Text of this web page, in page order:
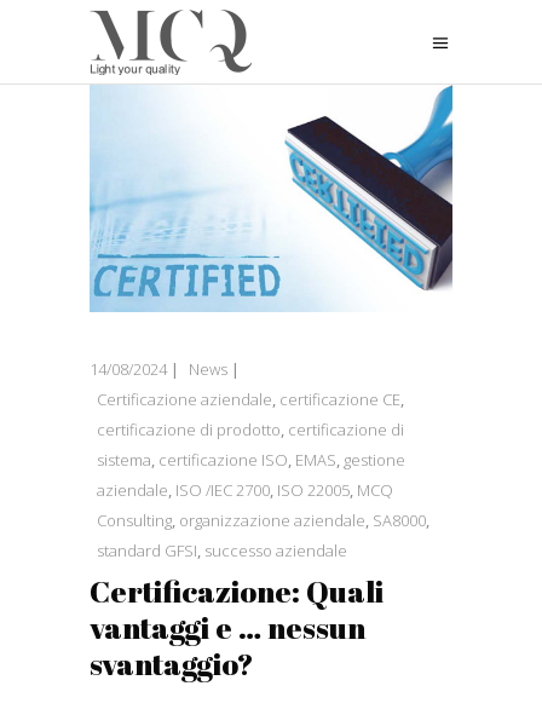
14/08/2024
News
Certificazione aziendale, certificazione CE,
certificazione di prodotto, certificazione di
sistema, certificazione ISO, EMAS, gestione
aziendale, ISO /IEC 2700, ISO 22005, MCQ
Consulting, organizzazione aziendale, SA8000,
standard GFSI, successo aziendale
Certificazione: Quali
vantaggi e … nessun
svantaggio?